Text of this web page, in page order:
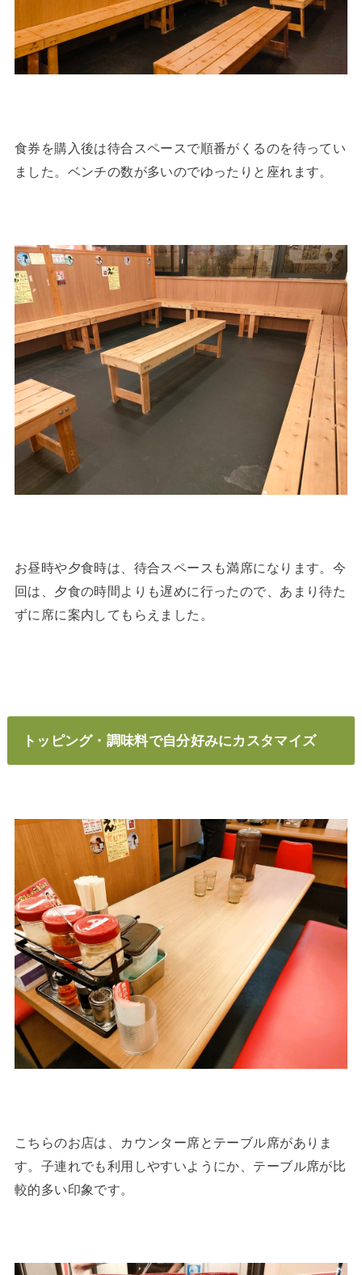
食券を購入後は待合スペースで順番がくるのを待ってい
ました。ベンチの数が多いのでゆったりと座れます。
お昼時や夕食時は、待合スペースも満席になります。今
回は、夕食の時間よりも遅めに行ったので、あまり待た
ずに席に案内してもらえました。
トッピング・調味料で自分好みにカスタマイズ
こちらのお店は、カウンター席とテーブル席がありま
す。子連れでも利用しやすいようにか、テーブル席が比
較的多い印象です。